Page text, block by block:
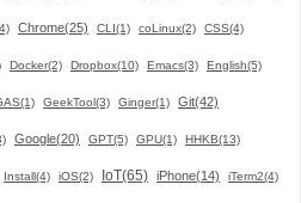
Chrome(25) CLI(1) coLinux(2) CSS(4)
Docker(2) Dropbox(10) Emacs(3) English(5)
GeekTool(3) Ginger(1) Git(42)
Google(20) GPT(5) GPU(1) HHKB(13)
Install(4) iOS(2) IoT(65) iPhone(14) iTerm2(4)